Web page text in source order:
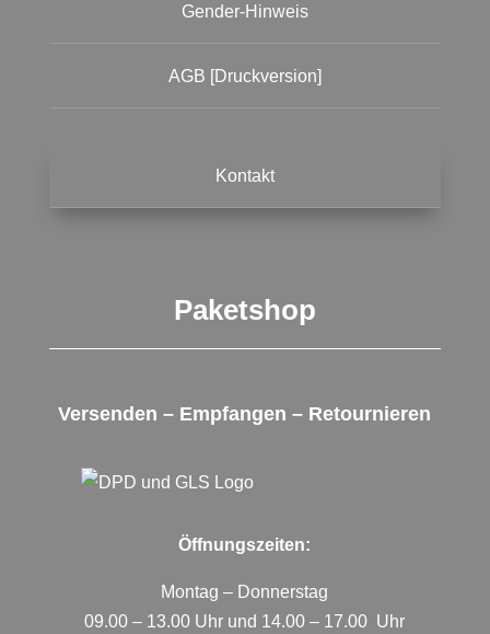
Gender-Hinweis
AGB [Druckversion]
Kontakt
Paketshop
Versenden – Empfangen – Retournieren
Öffnungszeiten:
Montag – Donnerstag
09.00 – 13.00 Uhr und 14.00 – 17.00 Uhr